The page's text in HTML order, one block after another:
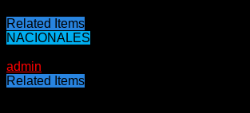
Related Items
NACIONALES
admin
Related Items